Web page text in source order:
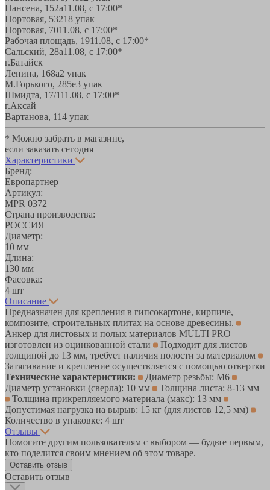
Нансена, 152а11.08, с 17:00*
Портовая, 53218 упак
Портовая, 7011.08, с 17:00*
Рабочая площадь, 1911.08, с 17:00*
Сальский, 28a11.08, с 17:00*
г.Батайск
Ленина, 168а2 упак
М.Горького, 285е3 упак
Шмидта, 17/111.08, с 17:00*
г.Аксай
Вартанова, 114 упак
* Можно забрать в магазине,
если заказать сегодня
Характеристики
Бренд:
Европартнер
Артикул:
MPR 0372
Страна производства:
РОССИЯ
Диаметр:
10 мм
Длина:
130 мм
Фасовка:
4 шт
Описание
Предназначен для крепления в гипсокартоне, кирпиче,
композите, строительных плитах на основе древесины.
Анкер для листовых и полых материалов MULTI PRO
изготовлен из оцинкованной стали
Подходит для листов
толщиной до 13 мм, требует наличия полости за материалом
Затягивание и крепление осуществляется с помощью отвертки
Технические характеристики:
Диаметр резьбы: М6
Диаметр установки (сверла): 10 мм
Толщина листа: 8-13 мм
Толщина прикрепляемого материала (макс): 13 мм
Допустимая нагрузка на вырыв: 15 кг (для листов 12,5 мм)
Количество в упаковке: 4 шт
Отзывы
Помогите другим пользователям с выбором — будьте первым,
кто поделится своим мнением об этом товаре.
Оставить отзыв
Оставить отзыв